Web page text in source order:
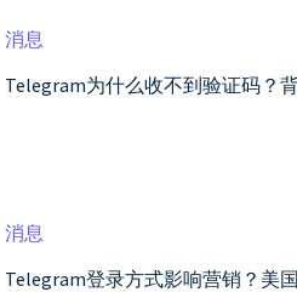
消息
Telegram为什么收不到验证码？
消息
Telegram登录方式影响营销？美